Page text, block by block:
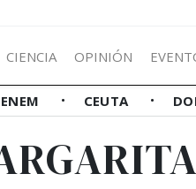
CIENCIA OPINIÓN
CEUTA